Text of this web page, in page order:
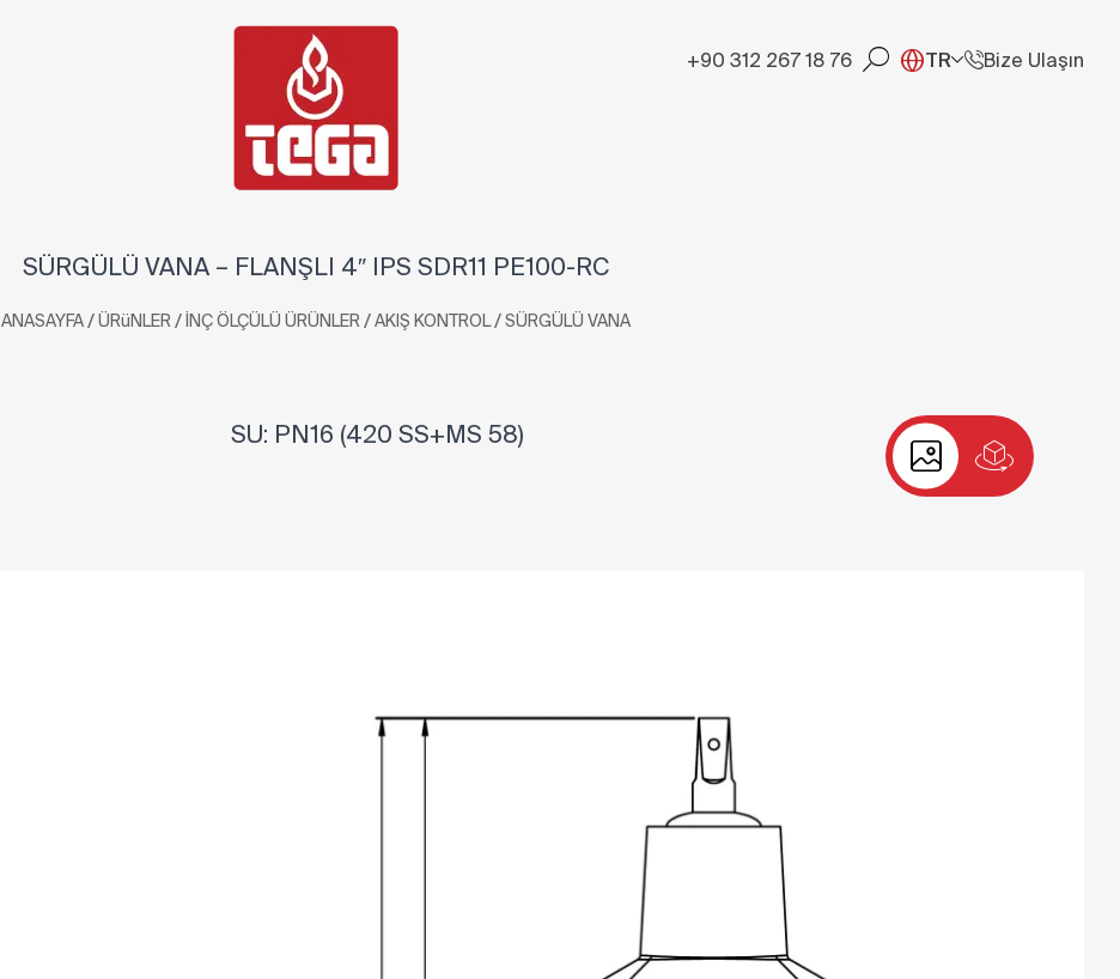
+90 312 267 18 76 TR Bize Ulaşın
SÜRGÜLÜ VANA – FLANŞLI 4″ IPS SDR11 PE100-RC
ANASAYFA/ÜRüNLER /İNÇ ÖLÇÜLÜ ÜRÜNLER /AKIŞ KONTROL/SÜRGÜLÜ VANA
SU: PN16 (420 SS+MS 58)